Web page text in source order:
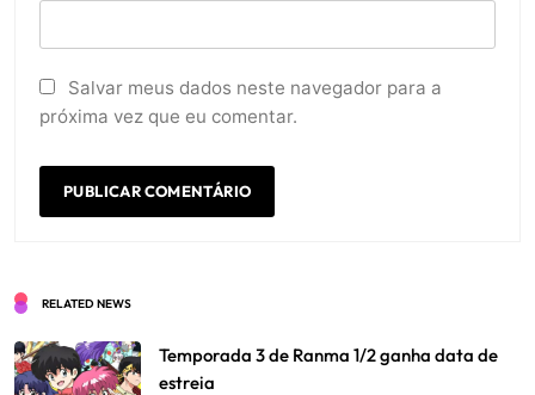
Salvar meus dados neste navegador para a
próxima vez que eu comentar.
RELATED NEWS
Temporada 3 de Ranma 1/2 ganha data de
estreia